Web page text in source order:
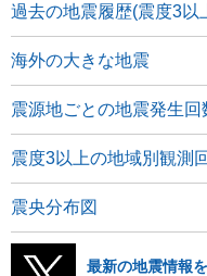
過去の地震履歴(震度3以
海外の大きな地震
震源地ごとの地震発生回
震度3以上の地域別観測
震央分布図
最新の地震情報